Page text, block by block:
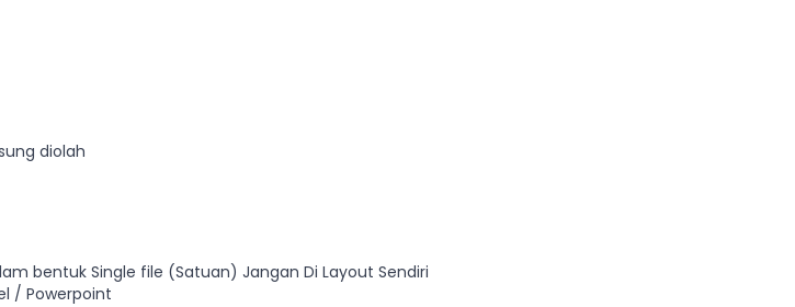
diolah
bentuk Single file (Satuan) Jangan Di Layout Sendiri
/ Powerpoint